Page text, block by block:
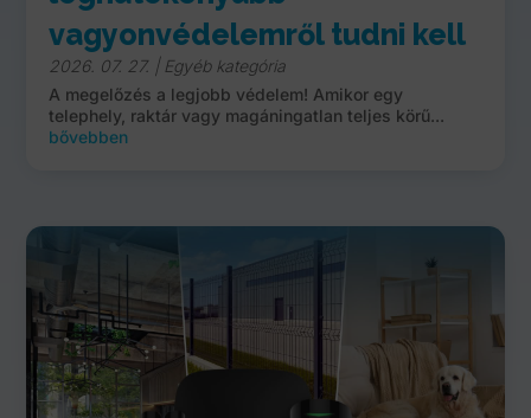
vagyonvédelemről tudni kell
2026. 07. 27. | Egyéb kategória
A megelőzés a legjobb védelem! Amikor egy
telephely, raktár vagy magáningatlan teljes körű...
bővebben